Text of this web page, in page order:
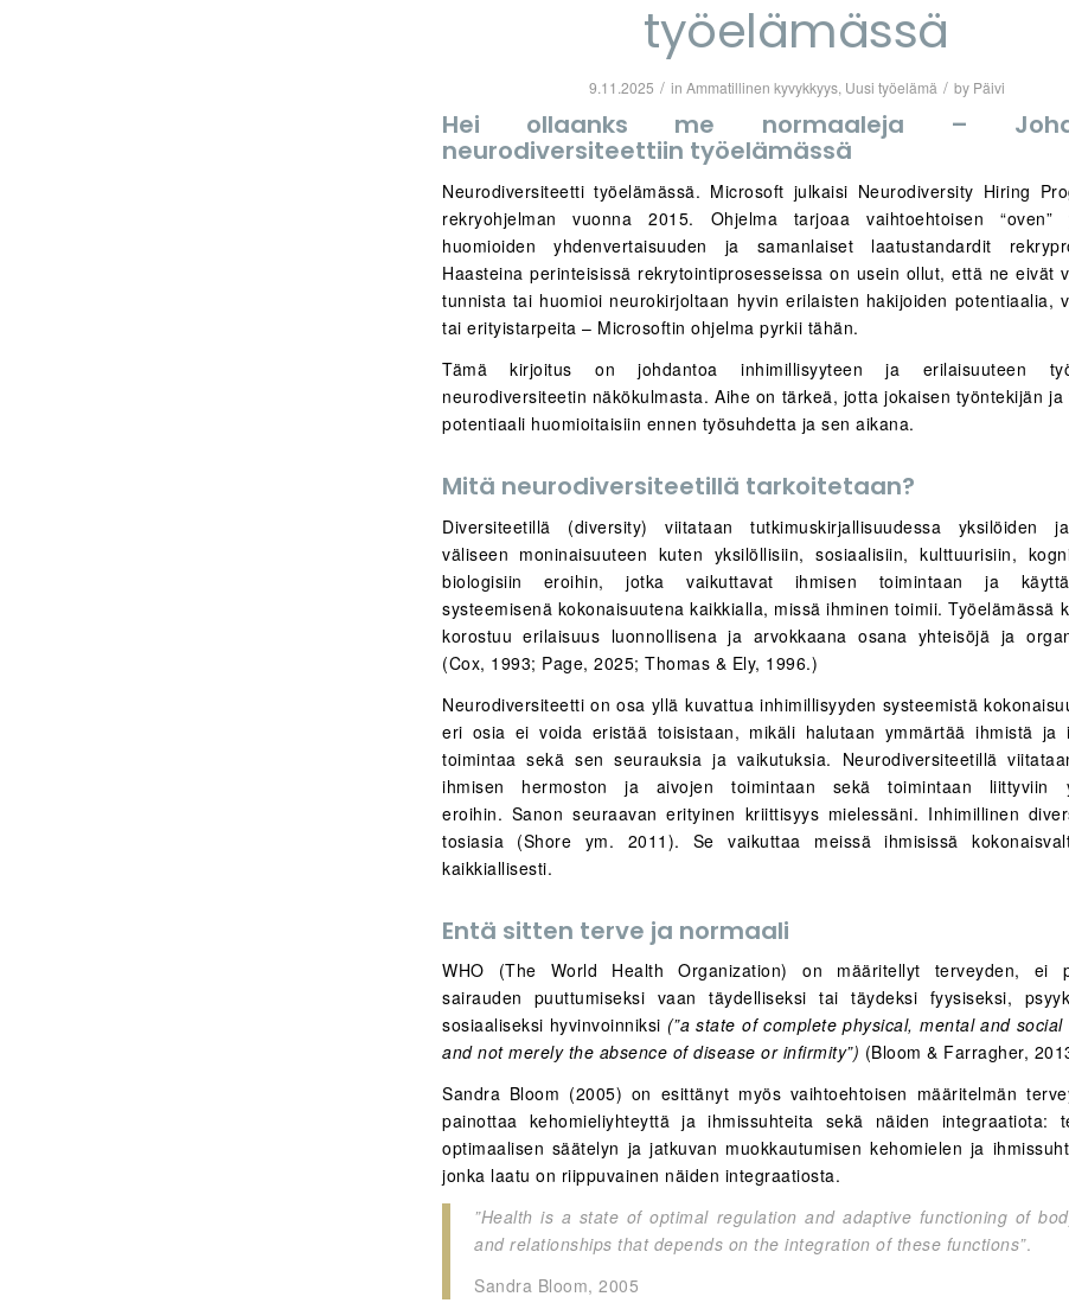
työelämässä
9.11.2025 / in Ammatillinen kyvykkyys, Uusi työelämä / by Päivi
Hei ollaanks me normaaleja –
neurodiversiteettiin työelämässä
Neurodiversiteetti työelämässä. Microsoft julkaisi Neurodiversity Hiring
rekryohjelman vuonna 2015. Ohjelma tarjoaa vaihtoehtoisen “oven”
huomioiden yhdenvertaisuuden ja samanlaiset laatustandardit
Haasteina perinteisissä rekrytointiprosesseissa on usein ollut, että ne eivät
tunnista tai huomioi neurokirjoltaan hyvin erilaisten hakijoiden potentiaalia,
tai erityistarpeita – Microsoftin ohjelma pyrkii tähän.
Tämä kirjoitus on johdantoa inhimillisyyteen ja erilaisuuteen
neurodiversiteetin näkökulmasta. Aihe on tärkeä, jotta jokaisen työntekijän ja
potentiaali huomioitaisiin ennen työsuhdetta ja sen aikana.
Mitä neurodiversiteetillä tarkoitetaan?
Diversiteetillä (diversity) viitataan tutkimuskirjallisuudessa yksilöiden
väliseen moninaisuuteen kuten yksilöllisiin, sosiaalisiin, kulttuurisiin,
biologisiin eroihin, jotka vaikuttavat ihmisen toimintaan ja
systeemisenä kokonaisuutena kaikkialla, missä ihminen toimii. Työelämässä
korostuu erilaisuus luonnollisena ja arvokkaana osana yhteisöjä ja
(Cox, 1993; Page, 2025; Thomas & Ely, 1996.)
Neurodiversiteetti on osa yllä kuvattua inhimillisyyden systeemistä
eri osia ei voida eristää toisistaan, mikäli halutaan ymmärtää ihmistä ja
toimintaa sekä sen seurauksia ja vaikutuksia. Neurodiversiteetillä
ihmisen hermoston ja aivojen toimintaan sekä toimintaan liittyviin
eroihin. Sanon seuraavan erityinen kriittisyys mielessäni. Inhimillinen
tosiasia (Shore ym. 2011). Se vaikuttaa meissä ihmisissä
kaikkiallisesti.
Entä sitten terve ja normaali
WHO (The World Health Organization) on määritellyt terveyden, ei
sairauden puuttumiseksi vaan täydelliseksi tai täydeksi fyysiseksi,
sosiaaliseksi hyvinvoinniksi (”a state of complete physical, mental and
and not merely the absence of disease or infirmity”) (Bloom & Farragher,
Sandra Bloom (2005) on esittänyt myös vaihtoehtoisen määritelmän
painottaa kehomieliyhteyttä ja ihmissuhteita sekä näiden integraatiota:
optimaalisen säätelyn ja jatkuvan muokkautumisen kehomielen ja
jonka laatu on riippuvainen näiden integraatiosta.
”Health is a state of optimal regulation and adaptive functioning of
and relationships that depends on the integration of these functions”.
Sandra Bloom, 2005